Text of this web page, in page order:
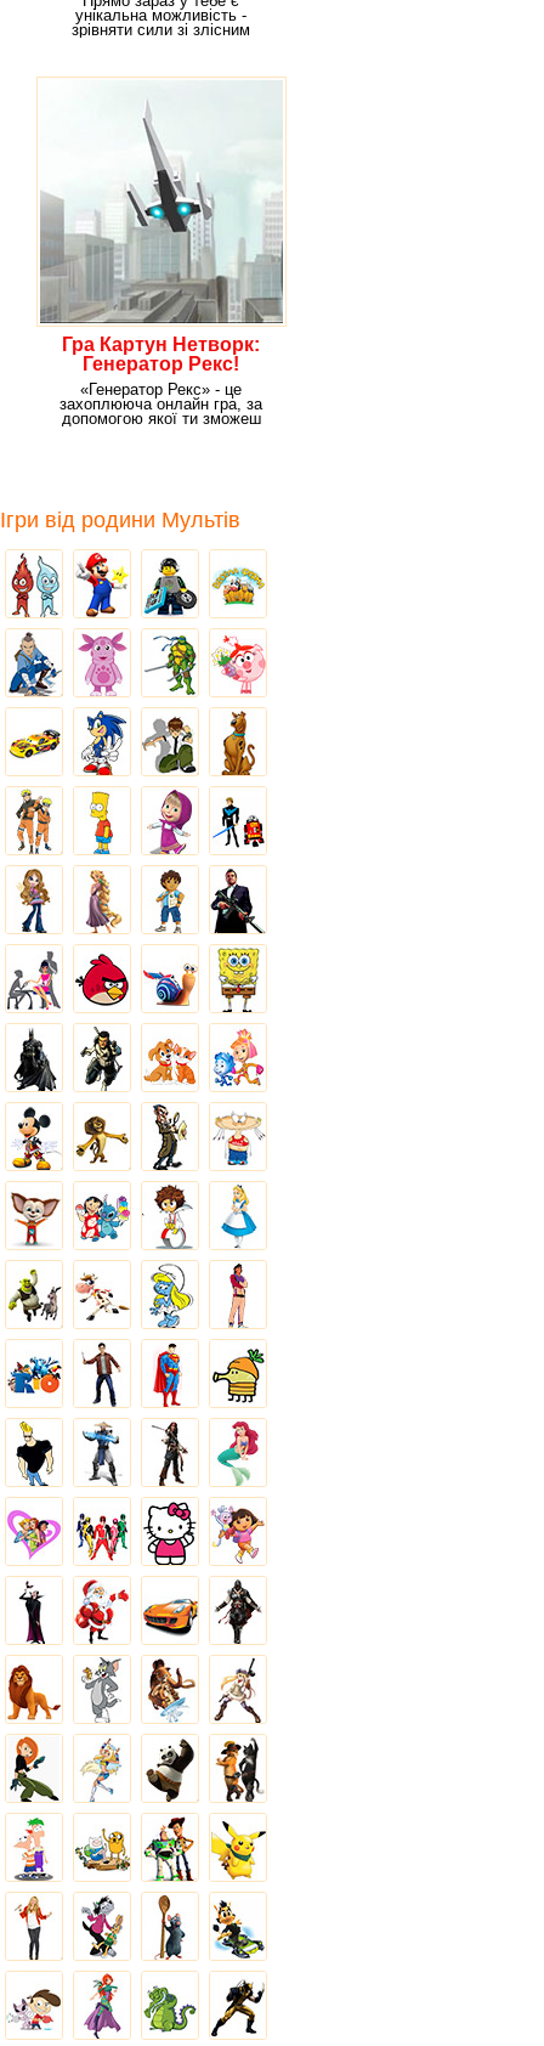
унікальна можливість -
зрівняти сили зі злісним
Гра Картун Нетворк:
Генератор Рекс!
«Генератор Рекс» - це
захоплююча онлайн гра, за
допомогою якої ти зможеш
Ігри від родини Мультів